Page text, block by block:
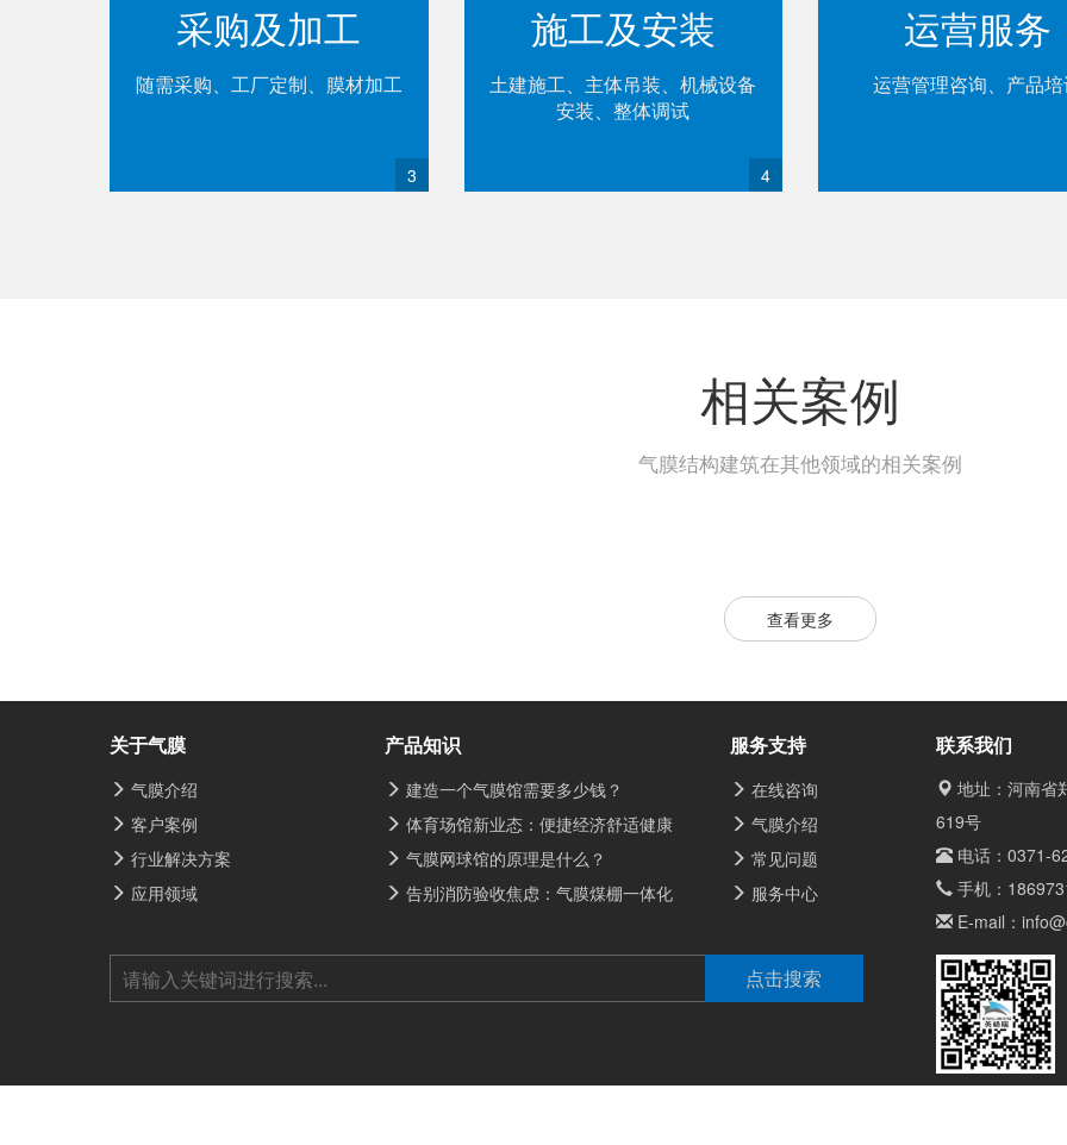
采购及加工
随需采购、工厂定制、膜材加工
3
施工及安装
土建施工、主体吊装、机械设备
安装、整体调试
4
运营服务
运营管理咨询、产品
相关案例
气膜结构建筑在其他领域的相关案例
查看更多
关于气膜
气膜介绍
客户案例
行业解决方案
应用领域
产品知识
建造一个气膜馆需要多少钱？
体育场馆新业态：便捷经济舒适健康的气膜体育馆
气膜网球馆的原理是什么？
告别消防验收焦虑：气膜煤棚一体化防火体系，让储煤安全有“膜”有样
服务支持
在线咨询
气膜介绍
常见问题
服务中心
联系我们
地址：河南省
619号
电话：0371-
手机：
E-mail：